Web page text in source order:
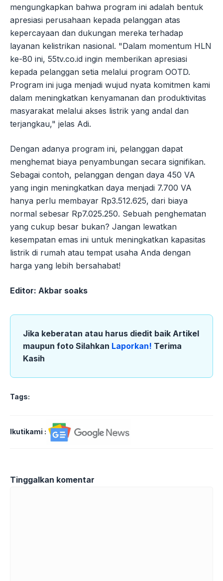
mengungkapkan bahwa program ini adalah bentuk
apresiasi perusahaan kepada pelanggan atas
kepercayaan dan dukungan mereka terhadap
layanan kelistrikan nasional. "Dalam momentum HLN
ke-80 ini, 55tv.co.id ingin memberikan apresiasi
kepada pelanggan setia melalui program OOTD.
Program ini juga menjadi wujud nyata komitmen kami
dalam meningkatkan kenyamanan dan produktivitas
masyarakat melalui akses listrik yang andal dan
terjangkau," jelas Adi.
Dengan adanya program ini, pelanggan dapat
menghemat biaya penyambungan secara signifikan.
Sebagai contoh, pelanggan dengan daya 450 VA
yang ingin meningkatkan daya menjadi 7.700 VA
hanya perlu membayar Rp3.512.625, dari biaya
normal sebesar Rp7.025.250. Sebuah penghematan
yang cukup besar bukan? Jangan lewatkan
kesempatan emas ini untuk meningkatkan kapasitas
listrik di rumah atau tempat usaha Anda dengan
harga yang lebih bersahabat!
Editor: Akbar soaks
Jika keberatan atau harus diedit baik Artikel
maupun foto Silahkan Laporkan! Terima
Kasih
Tags:
Ikutikami :
Tinggalkan komentar